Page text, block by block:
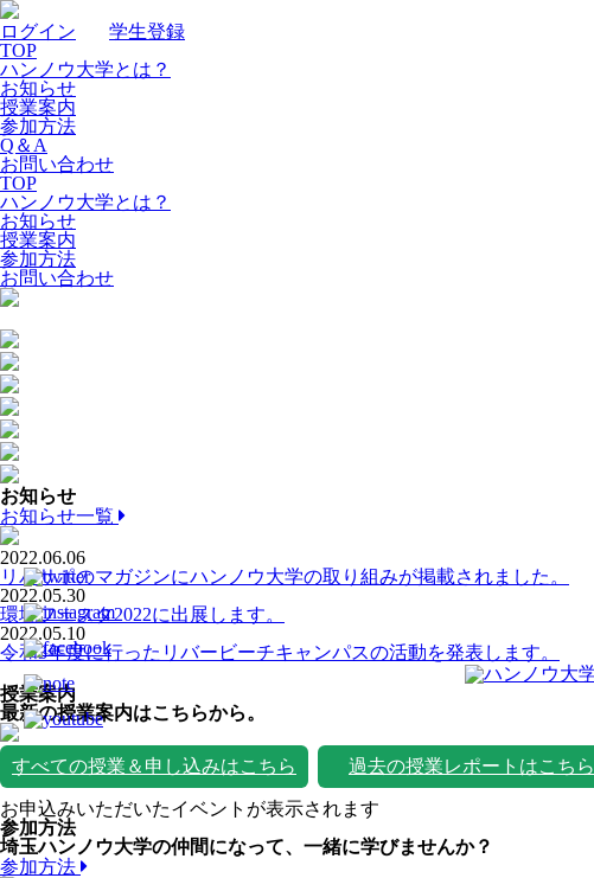
ログイン
学生登録
TOP
ハンノウ大学とは？
お知らせ
授業案内
参加方法
Q＆A
お問い合わせ
TOP
ハンノウ大学とは？
お知らせ
授業案内
参加方法
お問い合わせ
お知らせ
お知らせ一覧
2022.06.06
リバサポのマガジンにハンノウ大学の取り組みが掲載されました。
2022.05.30
環境フェスタ2022に出展します。
2022.05.10
令和3年度に行ったリバービーチキャンパスの活動を発表します。
授業案内
最新の授業案内はこちらから。
すべての授業＆申し込みはこちら 過去の授業レポートはこちら
お申込みいただいたイベントが表示されます
参加方法
埼玉ハンノウ大学の仲間になって、一緒に学びませんか？
参加方法